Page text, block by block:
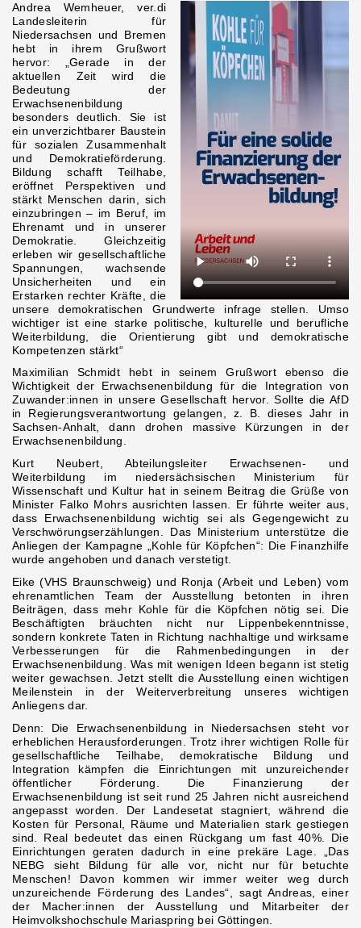
Andrea Wemheuer, ver.di
Landesleiterin für
Niedersachsen und Bremen
hebt in ihrem Grußwort
hervor: „Gerade in der
aktuellen Zeit wird die
Bedeutung der
Erwachsenenbildung
besonders deutlich. Sie ist
ein unverzichtbarer Baustein
für sozialen Zusammenhalt
und Demokratieförderung.
Bildung schafft Teilhabe,
eröffnet Perspektiven und
stärkt Menschen darin, sich
einzubringen – im Beruf, im
Ehrenamt und in unserer
Demokratie. Gleichzeitig
erleben wir gesellschaftliche
Spannungen, wachsende
Unsicherheiten und ein
Erstarken rechter Kräfte, die
unsere demokratischen Grundwerte infrage stellen. Umso
wichtiger ist eine starke politische, kulturelle und berufliche
Weiterbildung, die Orientierung gibt und demokratische
Kompetenzen stärkt“
Maximilian Schmidt hebt in seinem Grußwort ebenso die
Wichtigkeit der Erwachsenenbildung für die Integration von
Zuwander:innen in unsere Gesellschaft hervor. Sollte die AfD
in Regierungsverantwortung gelangen, z. B. dieses Jahr in
Sachsen-Anhalt, dann drohen massive Kürzungen in der
Erwachsenenbildung.
Kurt Neubert, Abteilungsleiter Erwachsenen- und
Weiterbildung im niedersächsischen Ministerium für
Wissenschaft und Kultur hat in seinem Beitrag die Grüße von
Minister Falko Mohrs ausrichten lassen. Er führte weiter aus,
dass Erwachsenenbildung wichtig sei als Gegengewicht zu
Verschwörungserzählungen. Das Ministerium unterstütze die
Anliegen der Kampagne „Kohle für Köpfchen“: Die Finanzhilfe
wurde angehoben und danach verstetigt.
Eike (VHS Braunschweig) und Ronja (Arbeit und Leben) vom
ehrenamtlichen Team der Ausstellung betonten in ihren
Beiträgen, dass mehr Kohle für die Köpfchen nötig sei. Die
Beschäftigten bräuchten nicht nur Lippenbekenntnisse,
sondern konkrete Taten in Richtung nachhaltige und wirksame
Verbesserungen für die Rahmenbedingungen in der
Erwachsenenbildung. Was mit wenigen Ideen begann ist stetig
weiter gewachsen. Jetzt stellt die Ausstellung einen wichtigen
Meilenstein in der Weiterverbreitung unseres wichtigen
Anliegens dar.
Denn: Die Erwachsenenbildung in Niedersachsen steht vor
erheblichen Herausforderungen. Trotz ihrer wichtigen Rolle für
gesellschaftliche Teilhabe, demokratische Bildung und
Integration kämpfen die Einrichtungen mit unzureichender
öffentlicher Förderung. Die Finanzierung der
Erwachsenenbildung ist seit rund 25 Jahren nicht ausreichend
angepasst worden. Der Landesetat stagniert, während die
Kosten für Personal, Räume und Materialien stark gestiegen
sind. Real bedeutet das einen Rückgang um fast 40%. Die
Einrichtungen geraten dadurch in eine prekäre Lage. „Das
NEBG sieht Bildung für alle vor, nicht nur für betuchte
Menschen! Davon kommen wir immer weiter weg durch
unzureichende Förderung des Landes“, sagt Andreas, einer
der Macher:innen der Ausstellung und Mitarbeiter der
Heimvolkshochschule Mariaspring bei Göttingen.